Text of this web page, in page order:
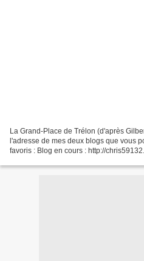
La Grand-Place de Trélon (d'après
l'adresse de mes deux blogs que vous
favoris : Blog en cours : http://